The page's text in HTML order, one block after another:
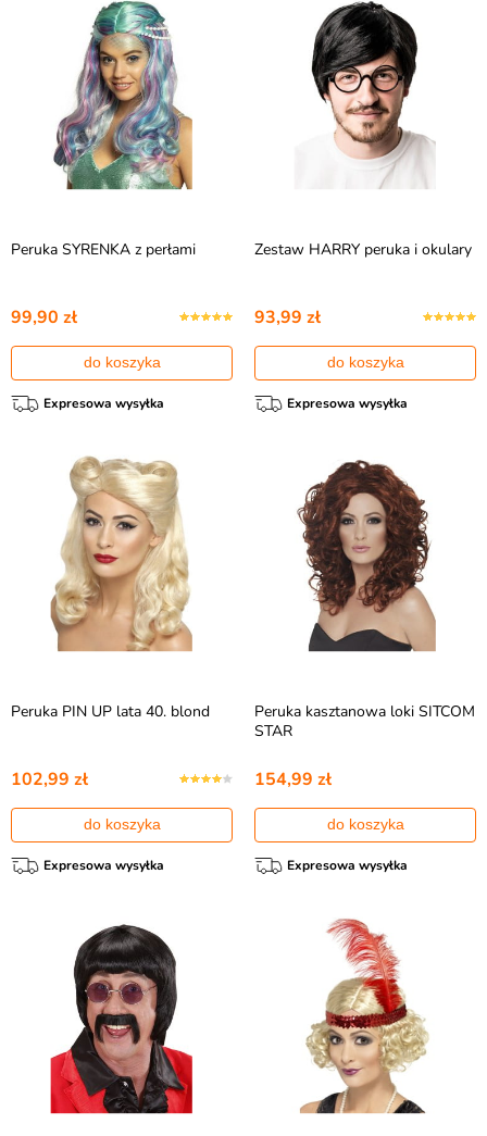
Peruka SYRENKA z perłami
99,90 zł
do koszyka
Expresowa wysyłka
Zestaw HARRY peruka i okulary
93,99 zł
do koszyka
Expresowa wysyłka
Peruka PIN UP lata 40. blond
102,99 zł
do koszyka
Expresowa wysyłka
Peruka kasztanowa loki SITCOM
STAR
154,99 zł
do koszyka
Expresowa wysyłka